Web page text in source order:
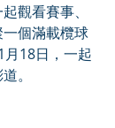
觀看賽事、
個滿載欖球
18日，一起
。